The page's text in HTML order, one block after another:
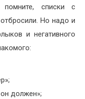
списки с
Но надо и
и негативного
должен»;